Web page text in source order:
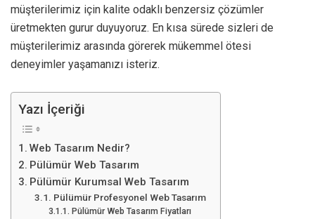
müşterilerimiz için kalite odaklı benzersiz çözümler
üretmekten gurur duyuyoruz. En kısa sürede sizleri de
müşterilerimiz arasında görerek mükemmel ötesi
deneyimler yaşamanızı isteriz.
Yazı İçeriği
Web Tasarım Nedir?
Pülümür Web Tasarım
Pülümür Kurumsal Web Tasarım
Pülümür Profesyonel Web Tasarım
Pülümür Web Tasarım Fiyatları